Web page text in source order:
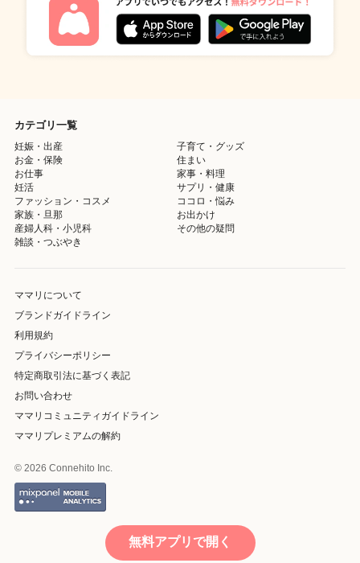
カテゴリ一覧
妊娠・出産
子育て・グッズ
お金・保険
住まい
お仕事
家事・料理
妊活
サプリ・健康
ファッション・コスメ
ココロ・悩み
家族・旦那
お出かけ
産婦人科・小児科
その他の疑問
雑談・つぶやき
ママリについて
ブランドガイドライン
利用規約
プライバシーポリシー
特定商取引法に基づく表記
お問い合わせ
ママリコミュニティガイドライン
ママリプレミアムの解約
© 2026 Connehito Inc.
無料アプリで開く